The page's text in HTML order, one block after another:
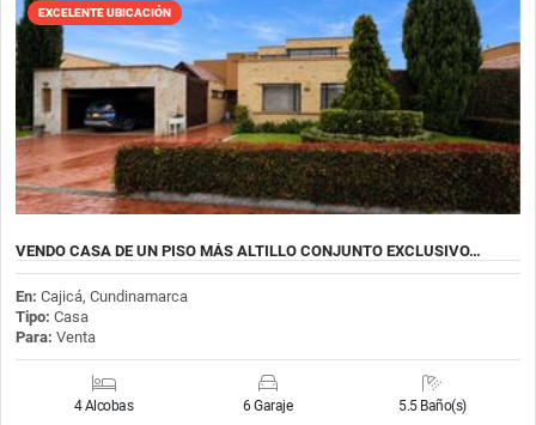
EXCELENTE UBICACIÓN
VENDO CASA DE UN PISO MÁS ALTILLO CONJUNTO EXCLUSIVO…
En: Cajicá, Cundinamarca
Tipo: Casa
Para: Venta
4 Alcobas 6 Garaje 5.5 Baño(s)